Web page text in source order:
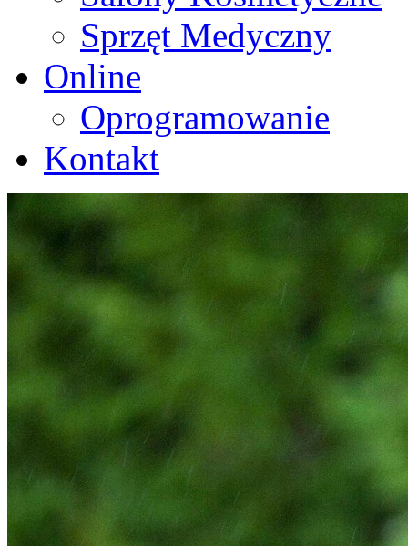
Sprzęt Medyczny
Online
Oprogramowanie
Kontakt